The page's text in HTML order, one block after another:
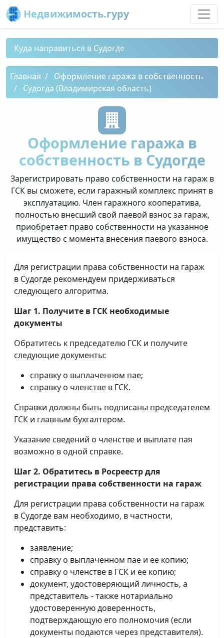
Недвижимость.гуру
Куда направиться в Судогде
Главная
Оформление гаража в собственность
Судогда (Владимирская область)
Оформление гаража в
собственность в Судогде
Зарегистрировать право собственности на гараж в
ГСК вы сможете, если гаражный комплекс принят в
эксплуатацию. Член гаражного кооператива,
полностью внесший свой паевой взнос за гараж,
приобретает право собственности на указанное
имущество с момента внесения паевого взноса.
Для регистрации права собственности на гараж
в Судогде рекомендуем придерживаться
следующего алгоритма.
Шаг 1. Получите в ГСК необходимые
документы
Обратитесь к председателю ГСК и получите
следующие документы:
справку о выплаченном пае;
справку о членстве в ГСК.
Справки должны быть подписаны председателем
ГСК и главным бухгалтером.
Указание сведений о членстве и выплате пая
возможно в одной справке.
Шаг 2. Обратитесь в Росреестр для
регистрации права собственности на гараж
Для регистрации права собственности на гараж
в Судогде вам необходимо, в частности,
представить:
заявление;
справку о выплаченном пае и ее копию;
справку о членстве в ГСК и ее копию;
документ, удостоверяющий личность, а
представитель - также нотариально
удостоверенную доверенность,
подтверждающую его полномочия (если
документы подаются через представителя).